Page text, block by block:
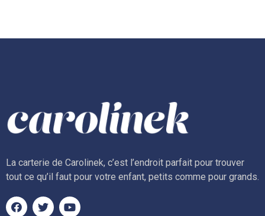
La carterie de Carolinek, c’est l’endroit parfait pour trouver
tout ce qu’il faut pour votre enfant, petits comme pour grands.